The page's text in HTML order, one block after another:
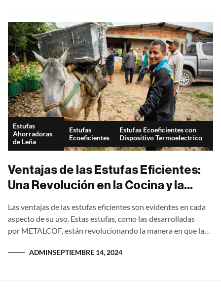
Estufas
Ahorradoras
de Leña
Estufas
Ecoeficientes
Estufas Ecoeficientes con
Dispositivo Termoelectrico
Ventajas de las Estufas Eficientes:
Una Revolución en la Cocina y la
Las ventajas de las estufas eficientes son evidentes en cada
aspecto de su uso. Estas estufas, como las desarrolladas
por METALCOF, están revolucionando la manera en que las
ADMINSEPTIEMBRE 14, 2024